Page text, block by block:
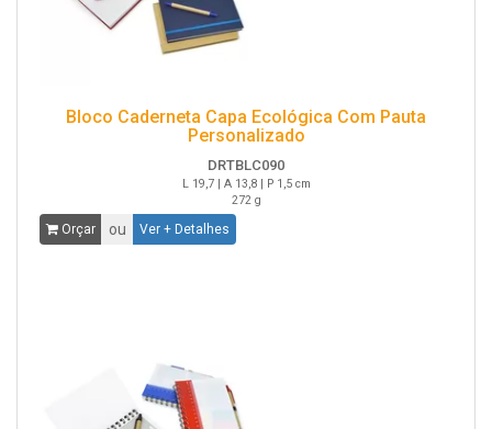
Bloco Caderneta Capa Ecológica Com Pauta
Personalizado
DRTBLC090
L 19,7 | A 13,8 | P 1,5 cm
272 g
Orçar ou Ver + Detalhes